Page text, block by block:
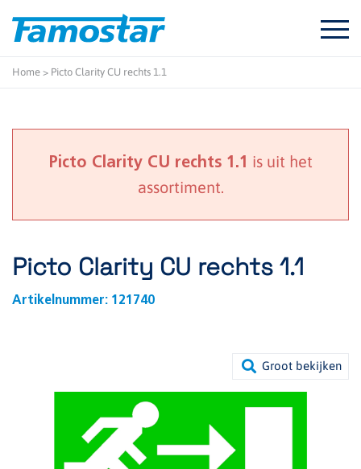
content
Home > Picto Clarity CU rechts 1.1
Picto Clarity CU rechts 1.1 is uit het
assortiment.
Picto Clarity CU rechts 1.1
Artikelnummer: 121740